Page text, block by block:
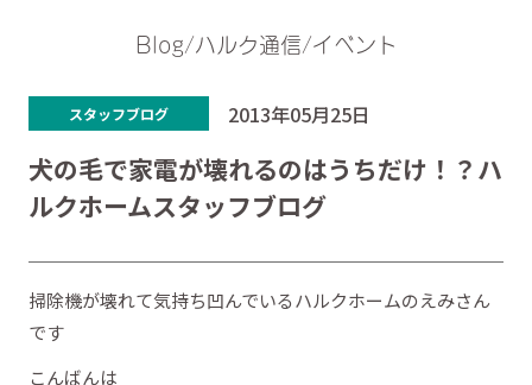
Blog/ハルク通信/イベント
スタッフブログ 2013年05月25日
犬の毛で家電が壊れるのはうちだけ！？ハ
ルクホームスタッフブログ
掃除機が壊れて気持ち凹んでいるハルクホームのえみさん
です
こんばんは